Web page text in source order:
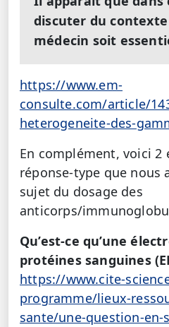
discuter du
médecin soit
https://www.em-
consulte.com/article/
heterogeneite-des-
En complément, voici 2
réponse-type que nous
sujet du dosage des
anticorps/
Qu’est-ce qu’une
protéines sanguines
https://www.cite-
programme/lieux-
sante/une-question-